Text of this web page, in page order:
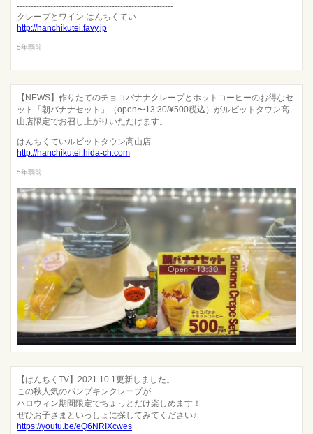
--------------------------------------------------------
クレープとワイン はんちくてい
http://hanchikutei.favy.jp
5年弱前
【NEWS】作りたてのチョコバナナクレープとホットコーヒーのお得なセ
ット「朝バナナセット」（open〜13:30/¥500税込）がルビットタウン高
山店限定でお召し上がりいただけます。
はんちくていルビットタウン高山店
http://hanchikutei.hida-ch.com
5年弱前
【はんちくTV】2021.10.1更新しました。
この秋人気のパンプキンクレープが
ハロウィン期間限定でちょっとだけ楽しめます！
ぜひお子さまといっしょに探してみてください♪
https://youtu.be/eQ6NRIXcwes